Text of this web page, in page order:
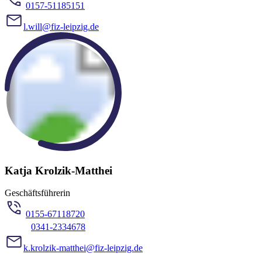
0157-51185151
l.will@fiz-leipzig.de
Katja Krolzik-Matthei
Geschäftsführerin
0155-67118720
0341-2334678
k.krolzik-matthei@fiz-leipzig.de